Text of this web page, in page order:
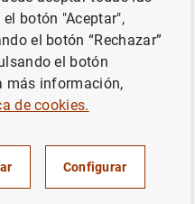
y Juan Ruiz
botón "Aceptar",
el botón “Rechazar”
el botón
más información,
de cookies.
Configurar